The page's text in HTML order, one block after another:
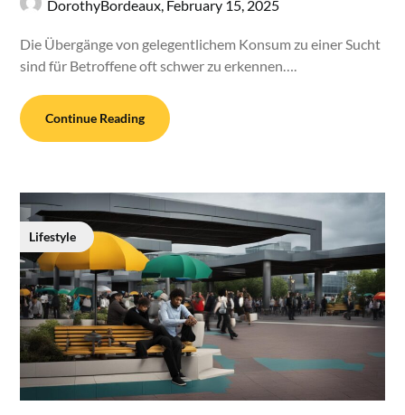
DorothyBordeaux, February 15, 2025
Die Übergänge von gelegentlichem Konsum zu einer Sucht
sind für Betroffene oft schwer zu erkennen….
Continue Reading
Lifestyle